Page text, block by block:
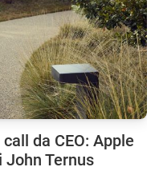
da CEO: Apple
John Ternus